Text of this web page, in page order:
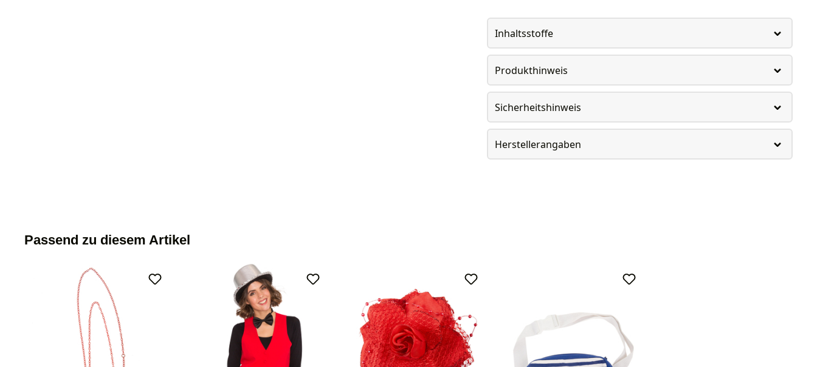
Inhaltsstoffe
Produkthinweis
Sicherheitshinweis
Herstellerangaben
Passend zu diesem Artikel